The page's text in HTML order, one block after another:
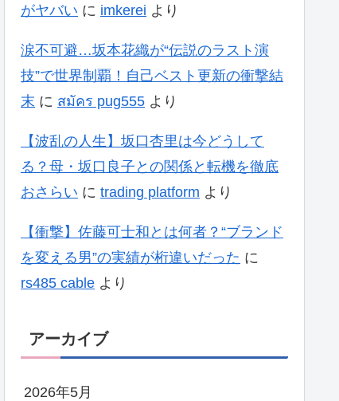
がヤバい に imkerei より
涙不可避…坂本花織が“伝説のラスト演
技”で世界制覇！自己ベスト更新の衝撃結
末 に สมัคร pug555 より
【波乱の人生】坂口杏里は今どうして
る？母・坂口良子との関係と転機を徹底
おさらい に trading platform より
【衝撃】佐藤可士和とは何者？“ブランド
を変える男”の実績が桁違いだった に
rs485 cable より
アーカイブ
2026年5月